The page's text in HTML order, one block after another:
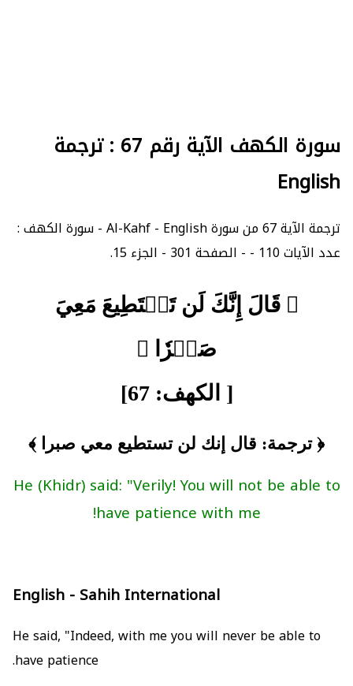
سورة الكهف الآية رقم 67 : ترجمة
English
ترجمة الآية 67 من سورة Al-Kahf - English - سورة الكهف :
عدد الآيات 110 - - الصفحة 301 - الجزء 15.
﴿ قَالَ إِنَّكَ لَن تَسۡتَطِيعَ مَعِيَ
صَبۡرٗا ﴾
[ الكهف: 67]
﴿ ترجمة: قال إنك لن تستطيع معي صبرا ﴾
He (Khidr) said: "Verily! You will not be able to
have patience with me!
English - Sahih International
He said, "Indeed, with me you will never be able to
have patience.